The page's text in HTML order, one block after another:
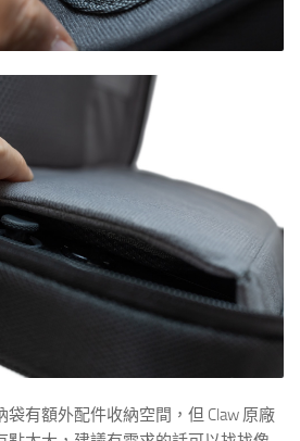
有額外配件收納空間，但 Claw 原廠